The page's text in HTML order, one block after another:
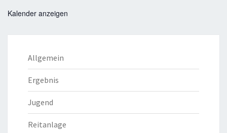
Kalender anzeigen
Allgemein
Ergebnis
Jugend
Reitanlage